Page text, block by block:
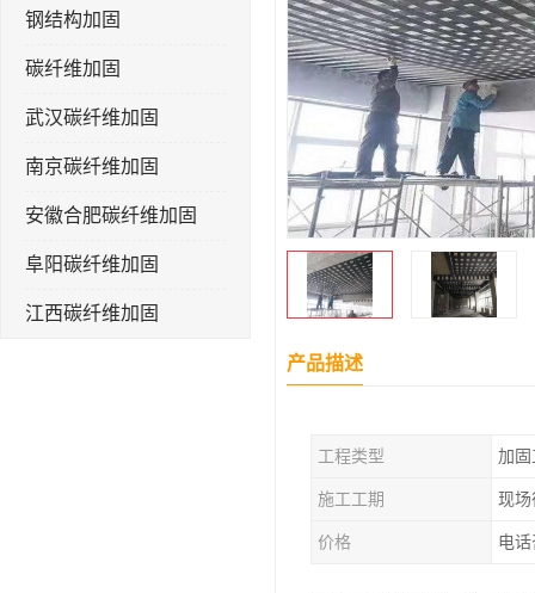
钢结构加固
碳纤维加固
武汉碳纤维加固
南京碳纤维加固
安徽合肥碳纤维加固
阜阳碳纤维加固
江西碳纤维加固
产品描述
工程类型 加固
施工工期 现场
价格 电